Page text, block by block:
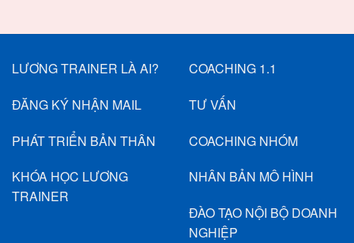
LƯƠNG TRAINER LÀ AI?
ĐĂNG KÝ NHẬN MAIL
PHÁT TRIỂN BẢN THÂN
KHÓA HỌC LƯƠNG
TRAINER
COACHING 1.1
TƯ VẤN
COACHING NHÓM
NHÂN BẢN MÔ HÌNH
ĐÀO TẠO NỘI BỘ DOANH
NGHIỆP